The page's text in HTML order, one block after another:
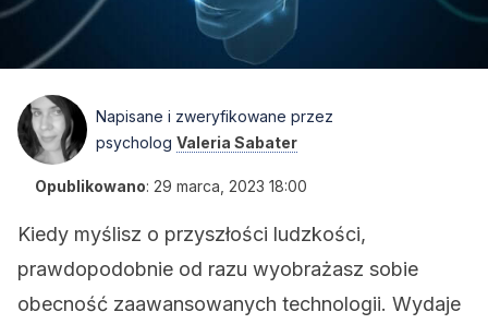
Napisane i zweryfikowane przez
psycholog Valeria Sabater
Opublikowano: 29 marca, 2023 18:00
Kiedy myślisz o przyszłości ludzkości,
prawdopodobnie od razu wyobrażasz sobie
obecność zaawansowanych technologii. Wydaje